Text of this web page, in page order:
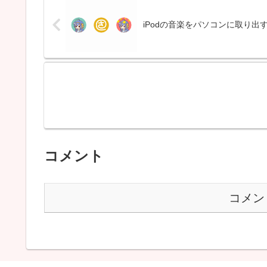
iPodの音楽をパソコンに取り出
コメント
コメ